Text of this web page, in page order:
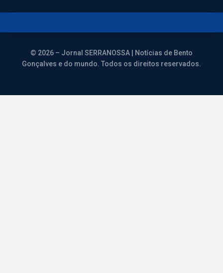
© 2026 – Jornal SERRANOSSA | Notícias de Bento
Gonçalves e do mundo. Todos os direitos reservados.